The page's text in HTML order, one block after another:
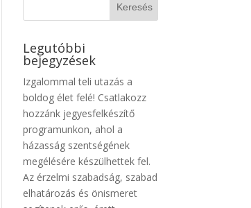
Legutóbbi
bejegyzések
Izgalommal teli utazás a
boldog élet felé! Csatlakozz
hozzánk jegyesfelkészítő
programunkon, ahol a
házasság szentségének
megélésére készülhettek fel.
Az érzelmi szabadság, szabad
elhatározás és önismeret